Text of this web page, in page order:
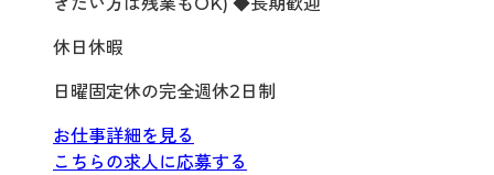
休日休暇
日曜固定休の完全週休2日制
お仕事詳細を見る
こちらの求人に応募する